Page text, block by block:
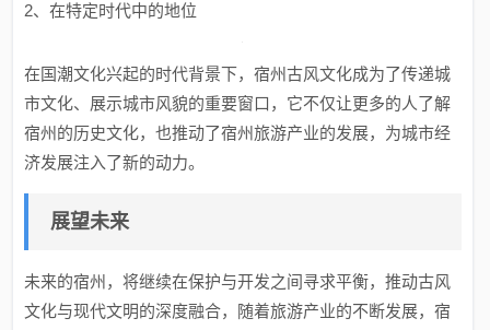
2、在特定时代中的地位
在国潮文化兴起的时代背景下，宿州古风文化成为了传递城
市文化、展示城市风貌的重要窗口，它不仅让更多的人了解
宿州的历史文化，也推动了宿州旅游产业的发展，为城市经
济发展注入了新的动力。
展望未来
未来的宿州，将继续在保护与开发之间寻求平衡，推动古风
文化与现代文明的深度融合，随着旅游产业的不断发展，宿